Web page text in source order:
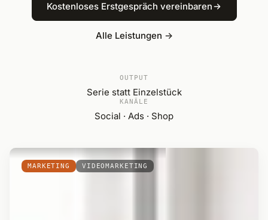
Kostenloses Erstgespräch vereinbaren
Alle Leistungen →
OUTPUT
Serie statt Einzelstück
KANÄLE
Social · Ads · Shop
MARKETING VIDEOMARKETING